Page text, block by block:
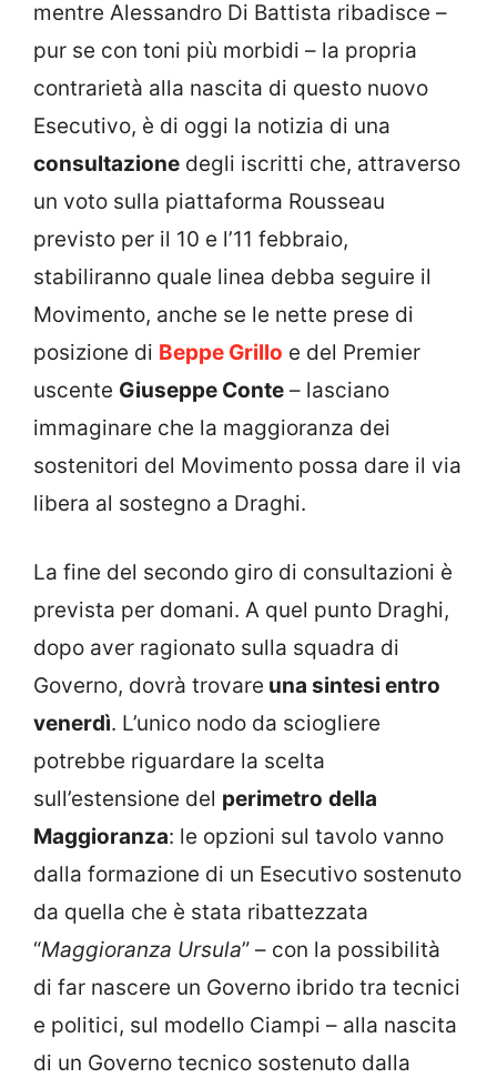
mentre Alessandro Di Battista ribadisce –
pur se con toni più morbidi – la propria
contrarietà alla nascita di questo nuovo
Esecutivo, è di oggi la notizia di una
consultazione degli iscritti che, attraverso
un voto sulla piattaforma Rousseau
previsto per il 10 e l’11 febbraio,
stabiliranno quale linea debba seguire il
Movimento, anche se le nette prese di
posizione di Beppe Grillo e del Premier
uscente Giuseppe Conte – lasciano
immaginare che la maggioranza dei
sostenitori del Movimento possa dare il via
libera al sostegno a Draghi.
La fine del secondo giro di consultazioni è
prevista per domani. A quel punto Draghi,
dopo aver ragionato sulla squadra di
Governo, dovrà trovare una sintesi entro
venerdì. L’unico nodo da sciogliere
potrebbe riguardare la scelta
sull’estensione del perimetro della
Maggioranza: le opzioni sul tavolo vanno
dalla formazione di un Esecutivo sostenuto
da quella che è stata ribattezzata
“Maggioranza Ursula” – con la possibilità
di far nascere un Governo ibrido tra tecnici
e politici, sul modello Ciampi – alla nascita
di un Governo tecnico sostenuto dalla